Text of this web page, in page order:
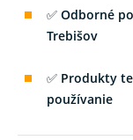
✅Odborné
Trebišov
✅ Produkty
používanie